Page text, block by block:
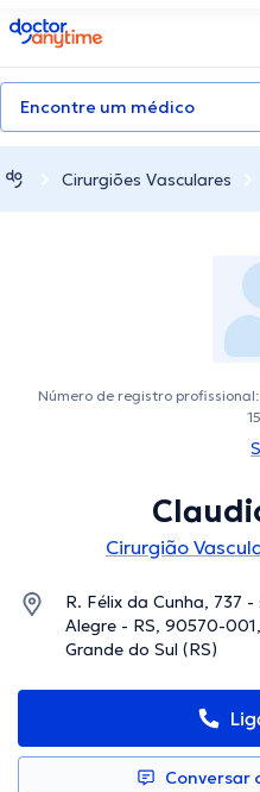
doctoranytime
Encontre um médico
Cirurgiões Vasculares
Número de registro profissional:
Cirurgião
R. Félix da Cunha, 737
Alegre - RS, 90570-
Grande do Sul (RS)
Conversar